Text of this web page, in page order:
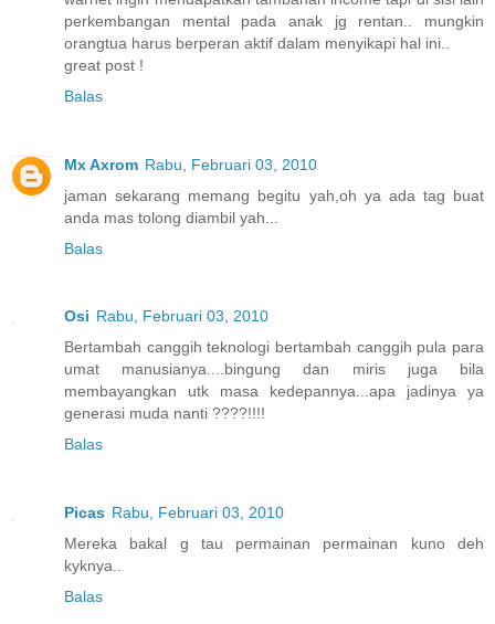
perkembangan mental pada anak jg rentan.. mungkin
orangtua harus berperan aktif dalam menyikapi hal ini..
great post !
Balas
Mx Axrom Rabu, Februari 03, 2010
jaman sekarang memang begitu yah,oh ya ada tag buat
anda mas tolong diambil yah...
Balas
Osi Rabu, Februari 03, 2010
Bertambah canggih teknologi bertambah canggih pula para
umat manusianya....bingung dan miris juga bila
membayangkan utk masa kedepannya...apa jadinya ya
generasi muda nanti ????!!!!
Balas
Picas Rabu, Februari 03, 2010
Mereka bakal g tau permainan permainan kuno deh
kyknya..
Balas